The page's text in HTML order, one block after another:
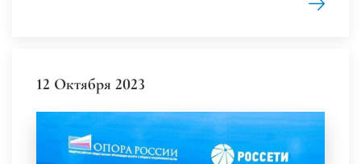
12 Октября 2023